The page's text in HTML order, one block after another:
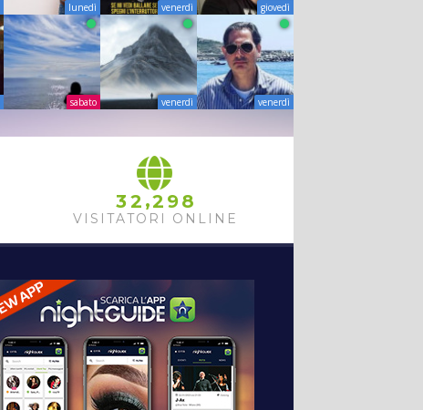
lunedì venerdì giovedì
sabato venerdì venerdì
32 ,2 98
VISITATORI ONLINE